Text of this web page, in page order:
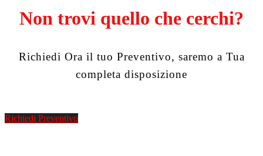
Non trovi quello che cerchi?
Richiedi Ora il tuo Preventivo, saremo a Tua
completa disposizione
Richiedi Preventivo